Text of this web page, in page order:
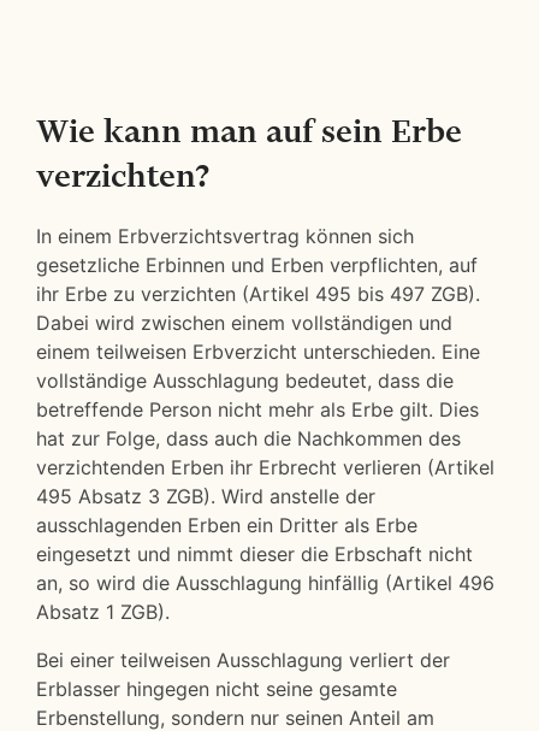
Wie kann man auf sein Erbe
verzichten?
In einem Erbverzichtsvertrag können sich
gesetzliche Erbinnen und Erben verpflichten, auf
ihr Erbe zu verzichten (Artikel 495 bis 497 ZGB).
Dabei wird zwischen einem vollständigen und
einem teilweisen Erbverzicht unterschieden. Eine
vollständige Ausschlagung bedeutet, dass die
betreffende Person nicht mehr als Erbe gilt. Dies
hat zur Folge, dass auch die Nachkommen des
verzichtenden Erben ihr Erbrecht verlieren (Artikel
495 Absatz 3 ZGB). Wird anstelle der
ausschlagenden Erben ein Dritter als Erbe
eingesetzt und nimmt dieser die Erbschaft nicht
an, so wird die Ausschlagung hinfällig (Artikel 496
Absatz 1 ZGB).
Bei einer teilweisen Ausschlagung verliert der
Erblasser hingegen nicht seine gesamte
Erbenstellung, sondern nur seinen Anteil am